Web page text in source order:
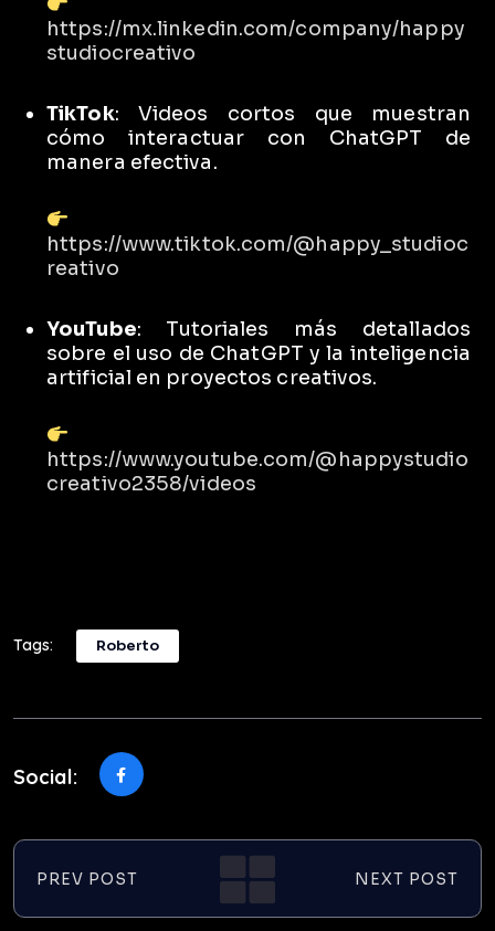
https://mx.linkedin.com/company/happy
studiocreativo
TikTok: Videos cortos que muestran
cómo interactuar con ChatGPT de
manera efectiva.
https://www.tiktok.com/@happy_studioc
reativo
YouTube: Tutoriales más detallados
sobre el uso de ChatGPT y la inteligencia
artificial en proyectos creativos.
https://www.youtube.com/@happystudio
creativo2358/videos
Tags: Roberto
Social:
PREV POST NEXT POST